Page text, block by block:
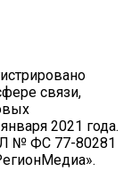
связи,
2021 года.
№ ФС 77-80281